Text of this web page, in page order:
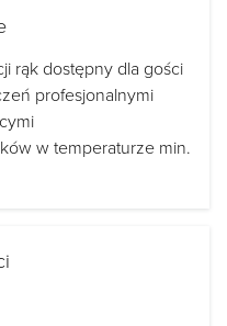
z podgrzewaną
rąk dostępny dla gości
profesjonalnymi
w temperaturze min.